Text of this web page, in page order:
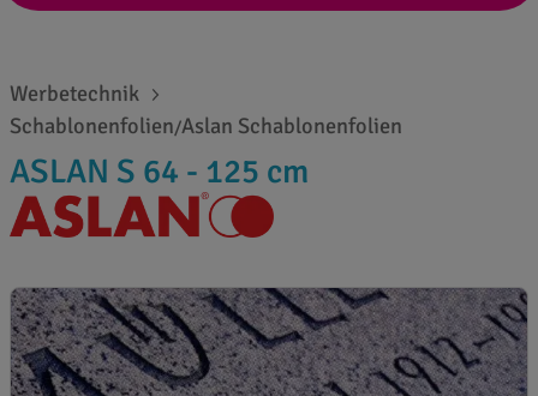
Werbetechnik
Schablonenfolien/Aslan Schablonenfolien
ASLAN S 64 - 125 cm